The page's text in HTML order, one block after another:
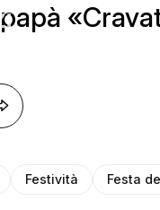
Festività Festa